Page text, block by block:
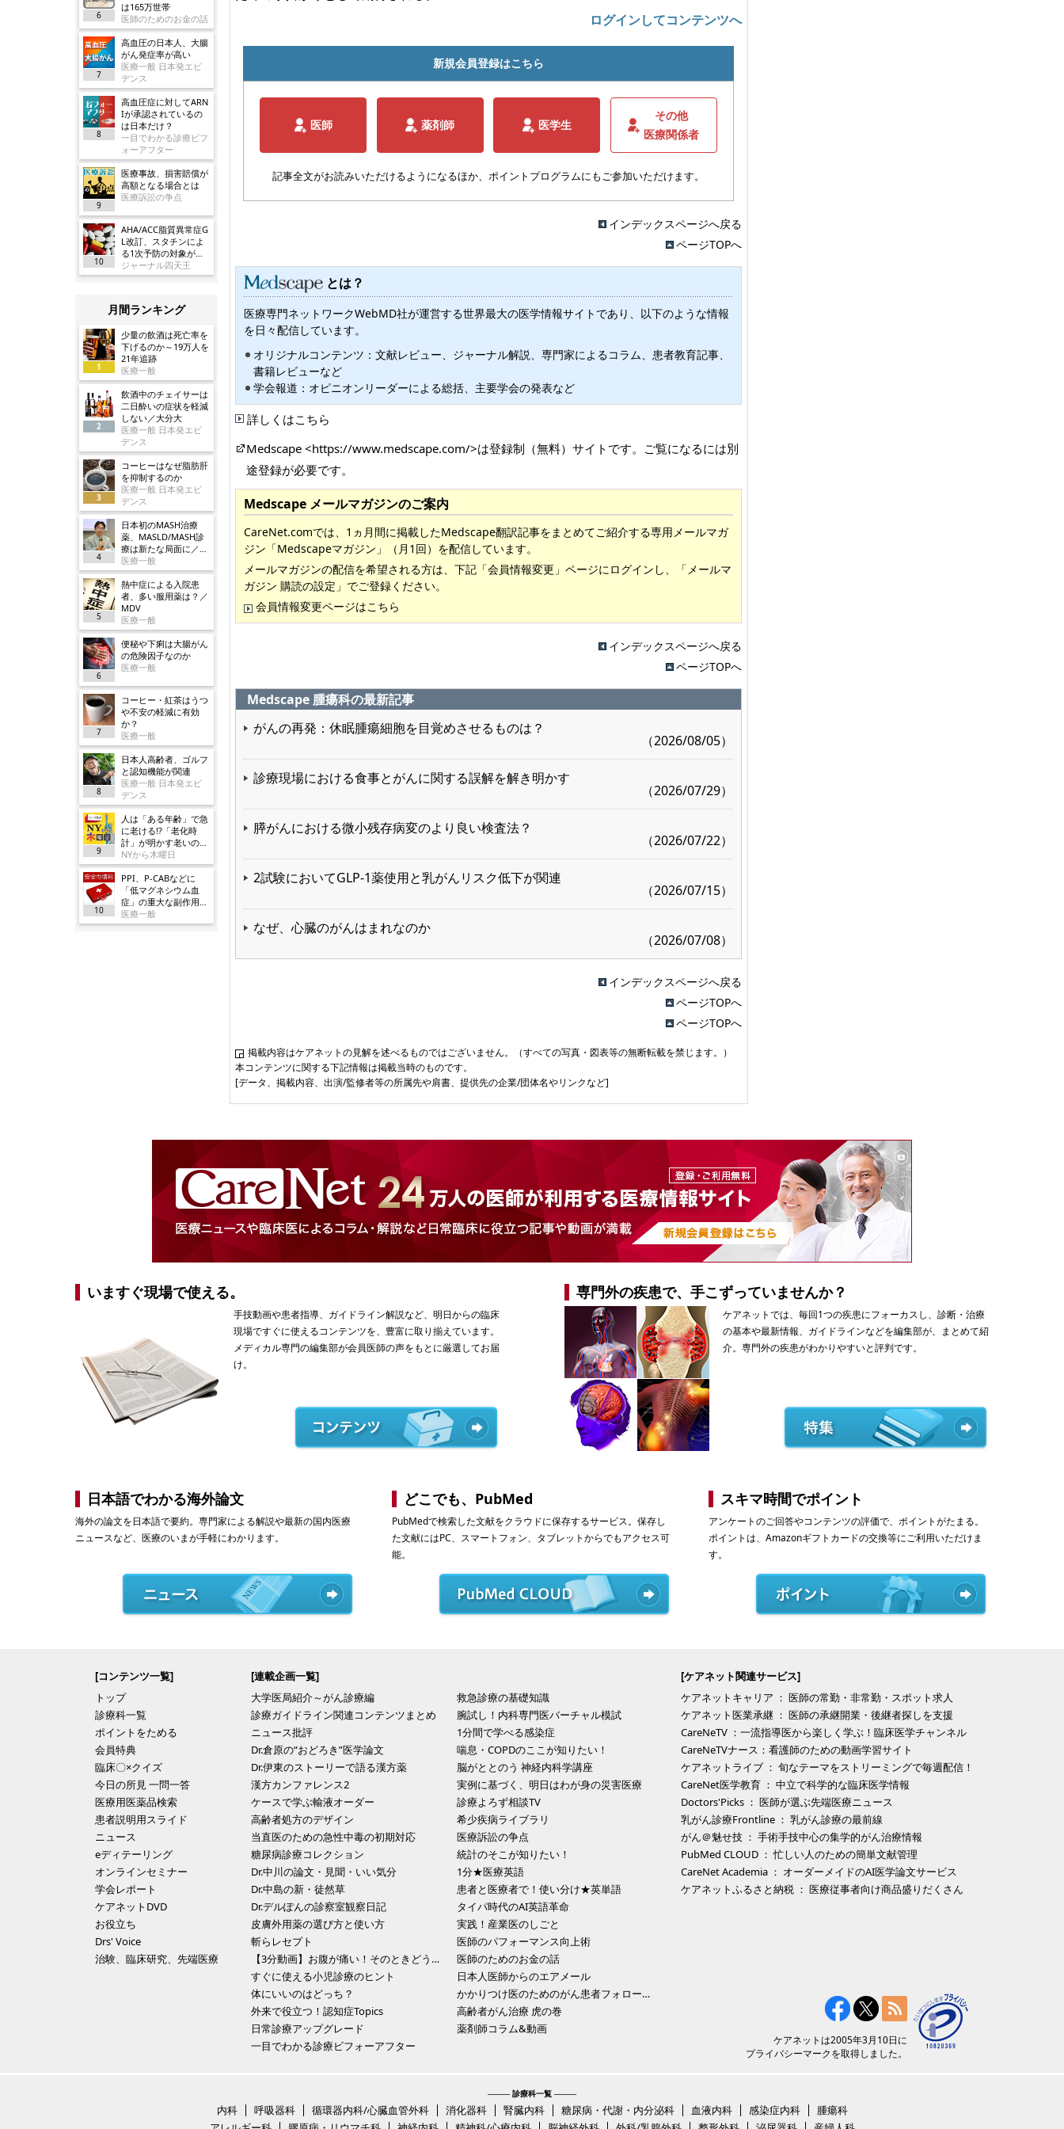
6
は165万世帯
医師のためのお金の話
7
高血圧の日本人、大腸
がん発症率が高い
医療一般 日本発エビ
デンス
8
高血圧症に対してARN
Iが承認されているの
は日本だけ？
一目でわかる診療ビフ
ォーアフター
9
医療事故、損害賠償が
高額となる場合とは
医療訴訟の争点
10
AHA/ACC脂質異常症G
L改訂、スタチンによ
る1次予防の対象が大
幅に拡大／JAMA
ジャーナル四天王
月間ランキング
1
少量の飲酒は死亡率を
下げるのか～19万人を
21年追跡
医療一般
2
飲酒中のチェイサーは
二日酔いの症状を軽減
しない／大分大
医療一般 日本発エビ
デンス
3
コーヒーはなぜ脂肪肝
を抑制するのか
医療一般 日本発エビ
デンス
4
日本初のMASH治療
薬、MASLD/MASH診
療は新たな局面に／ノ
ボ
医療一般
5
熱中症による入院患
者、多い服用薬は？／
MDV
医療一般
6
便秘や下痢は大腸がん
の危険因子なのか
医療一般
7
コーヒー・紅茶はうつ
や不安の軽減に有効
か？
医療一般
8
日本人高齢者、ゴルフ
と認知機能が関連
医療一般 日本発エビ
デンス
9
人は「ある年齢」で急
に老ける!?「老化時
計」が明かす老いの正
体
NYから木曜日
10
PPI、P-CABなどに
「低マグネシウム血
症」の重大な副作用追
加／厚労省
医療一般
ログインしてコンテンツへ
新規会員登録はこちら
医師 薬剤師 医学生
その他
医療関係者
記事全文がお読みいただけるようになるほか、ポイントプログラムにもご参加いただけます。
インデックスページへ戻る
ページTOPへ
とは？
医療専門ネットワークWebMD社が運営する世界最大の医学情報サイトであり、以下のような情報
を日々配信しています。
オリジナルコンテンツ：文献レビュー、ジャーナル解説、専門家によるコラム、患者教育記事、
書籍レビューなど
学会報道：オピニオンリーダーによる総括、主要学会の発表など
詳しくはこちら
Medscape <https://www.medscape.com/>は登録制（無料）サイトです。ご覧になるには別
途登録が必要です。
Medscape メールマガジンのご案内
CareNet.comでは、1ヵ月間に掲載したMedscape翻訳記事をまとめてご紹介する専用メールマガ
ジン「Medscapeマガジン」（月1回）を配信しています。
メールマガジンの配信を希望される方は、下記「会員情報変更」ページにログインし、「メールマ
ガジン 購読の設定」でご登録ください。
会員情報変更ページはこちら
インデックスページへ戻る
ページTOPへ
Medscape 腫瘍科の最新記事
がんの再発：休眠腫瘍細胞を目覚めさせるものは？
（2026/08/05）
診療現場における食事とがんに関する誤解を解き明かす
（2026/07/29）
膵がんにおける微小残存病変のより良い検査法？
（2026/07/22）
2試験においてGLP-1薬使用と乳がんリスク低下が関連
（2026/07/15）
なぜ、心臓のがんはまれなのか
（2026/07/08）
インデックスページへ戻る
ページTOPへ
ページTOPへ
掲載内容はケアネットの見解を述べるものではございません。（すべての写真・図表等の無断転載を禁じます。）
本コンテンツに関する下記情報は掲載当時のものです。
[データ、掲載内容、出演/監修者等の所属先や肩書、提供先の企業/団体名やリンクなど]
いますぐ現場で使える。
手技動画や患者指導、ガイドライン解説など、明日からの臨床
現場ですぐに使えるコンテンツを、豊富に取り揃えています。
メディカル専門の編集部が会員医師の声をもとに厳選してお届
け。
専門外の疾患で、手こずっていませんか？
ケアネットでは、毎回1つの疾患にフォーカスし、診断・治療
の基本や最新情報、ガイドラインなどを編集部が、まとめて紹
介。専門外の疾患がわかりやすいと評判です。
日本語でわかる海外論文
海外の論文を日本語で要約。専門家による解説や最新の国内医療
ニュースなど、医療のいまが手軽にわかります。
どこでも、PubMed
PubMedで検索した文献をクラウドに保存するサービス。保存し
た文献にはPC、スマートフォン、タブレットからでもアクセス可
能。
スキマ時間でポイント
アンケートのご回答やコンテンツの評価で、ポイントがたまる。
ポイントは、Amazonギフトカードの交換等にご利用いただけま
す。
[コンテンツ一覧]
トップ
診療科一覧
ポイントをためる
会員特典
臨床〇×クイズ
今日の所見 一問一答
医療用医薬品検索
患者説明用スライド
ニュース
eディテーリング
オンラインセミナー
学会レポート
ケアネットDVD
お役立ち
Drs' Voice
治験、臨床研究、先端医療
[連載企画一覧]
大学医局紹介～がん診療編
診療ガイドライン関連コンテンツまとめ
ニュース批評
Dr.倉原の“おどろき”医学論文
Dr.伊東のストーリーで語る漢方薬
漢方カンファレンス2
ケースで学ぶ輸液オーダー
高齢者処方のデザイン
当直医のための急性中毒の初期対応
糖尿病診療コレクション
Dr.中川の論文・見聞・いい気分
Dr.中島の新・徒然草
Dr.デルぽんの診察室観察日記
皮膚外用薬の選び方と使い方
斬らレセプト
【3分動画】お腹が痛い！そのときどうする？
すぐに使える小児診療のヒント
体にいいのはどっち？
外来で役立つ！認知症Topics
日常診療アップグレード
一目でわかる診療ビフォーアフター
救急診療の基礎知識
腕試し！内科専門医バーチャル模試
1分間で学べる感染症
喘息・COPDのここが知りたい！
脳がととのう 神経内科学講座
実例に基づく、明日はわが身の災害医療
診療よろず相談TV
希少疾病ライブラリ
医療訴訟の争点
統計のそこが知りたい！
1分★医療英語
患者と医療者で！使い分け★英単語
タイパ時代のAI英語革命
実践！産業医のしごと
医師のパフォーマンス向上術
医師のためのお金の話
日本人医師からのエアメール
かかりつけ医のためのがん患者フォローアップ
高齢者がん治療 虎の巻
薬剤師コラム&動画
[ケアネット関連サービス]
ケアネットキャリア ： 医師の常勤・非常勤・スポット求人
ケアネット医業承継 ： 医師の承継開業・後継者探しを支援
CareNeTV ：一流指導医から楽しく学ぶ！臨床医学チャンネル
CareNeTVナース：看護師のための動画学習サイト
ケアネットライブ ： 旬なテーマをストリーミングで毎週配信！
CareNet医学教育 ： 中立で科学的な臨床医学情報
Doctors'Picks ： 医師が選ぶ先端医療ニュース
乳がん診療Frontline ： 乳がん診療の最前線
がん＠魅せ技 ： 手術手技中心の集学的がん治療情報
PubMed CLOUD ： 忙しい人のための簡単文献管理
CareNet Academia ： オーダーメイドのAI医学論文サービス
ケアネットふるさと納税 ： 医療従事者向け商品盛りだくさん
ケアネットは2005年3月10日に
プライバシーマークを取得しました。
──── 診療科一覧 ────
内科 呼吸器科 循環器内科/心臓血管外科 消化器科 腎臓内科 糖尿病・代謝・内分泌科 血液内科 感染症内科
腫瘍科